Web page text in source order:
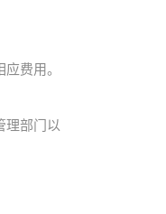
费用。
理部门以